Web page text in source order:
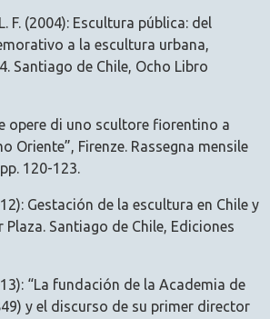
F. (2004): Escultura pública: del
a la escultura urbana,
Santiago de Chile, Ocho Libro
opere di uno scultore fiorentino a
Oriente”, Firenze. Rassegna mensile
120-123.
Gestación de la escultura en Chile y
Santiago de Chile, Ediciones
“La fundación de la Academia de
y el discurso de su primer director